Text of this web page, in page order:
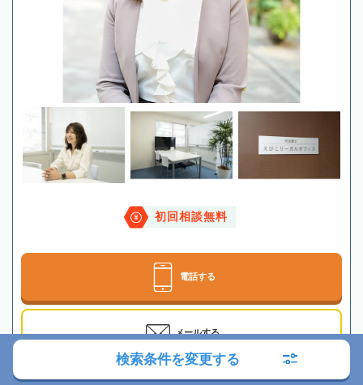
初回相談無料
電話する
メールする
検索条件を変更する